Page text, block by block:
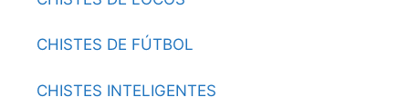
CHISTES DE FÚTBOL
CHISTES INTELIGENTES